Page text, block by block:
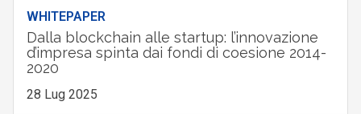
WHITEPAPER
Dalla blockchain alle startup: l’innovazione
d’impresa spinta dai fondi di coesione 2014-
2020
28 Lug 2025